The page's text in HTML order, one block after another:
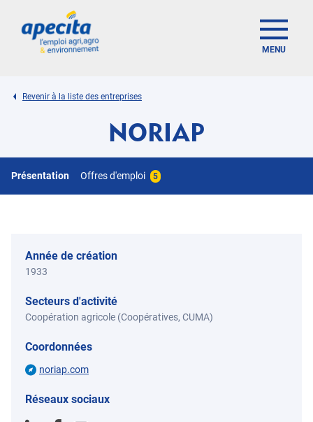
MENU
Revenir à la liste des entreprises
NORIAP
Présentation Offres d'emploi 5
Année de création
1933
Secteurs d'activité
Coopération agricole (Coopératives, CUMA)
Coordonnées
noriap.com
Réseaux sociaux